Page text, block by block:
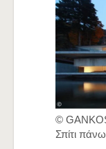
©
Σπίτι